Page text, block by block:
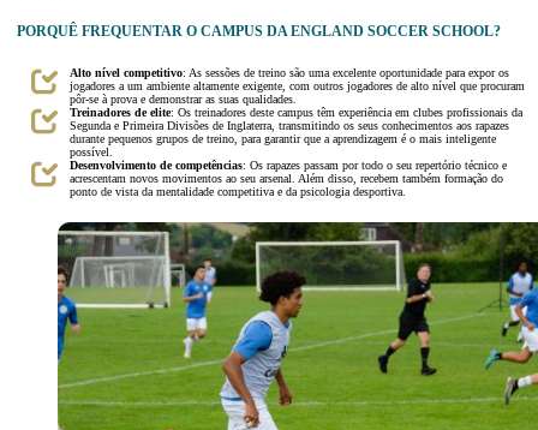
PORQUÊ FREQUENTAR O CAMPUS DA ENGLAND SOCCER SCHOOL?
Alto nível competitivo: As sessões de treino são uma excelente oportunidade para expor os
jogadores a um ambiente altamente exigente, com outros jogadores de alto nível que procuram
pôr-se à prova e demonstrar as suas qualidades.
Treinadores de elite: Os treinadores deste campus têm experiência em clubes profissionais da
Segunda e Primeira Divisões de Inglaterra, transmitindo os seus conhecimentos aos rapazes
durante pequenos grupos de treino, para garantir que a aprendizagem é o mais inteligente
possível.
Desenvolvimento de competências: Os rapazes passam por todo o seu repertório técnico e
acrescentam novos movimentos ao seu arsenal. Além disso, recebem também formação do
ponto de vista da mentalidade competitiva e da psicologia desportiva.